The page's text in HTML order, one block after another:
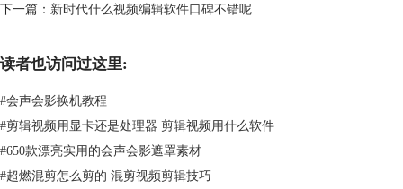
下一篇： 新时代什么视频编辑软件口碑不错呢
读者也访问过这里:
#会声会影换机教程
#剪辑视频用显卡还是处理器 剪辑视频用什么软件
#650款漂亮实用的会声会影遮罩素材
#超燃混剪怎么剪的 混剪视频剪辑技巧